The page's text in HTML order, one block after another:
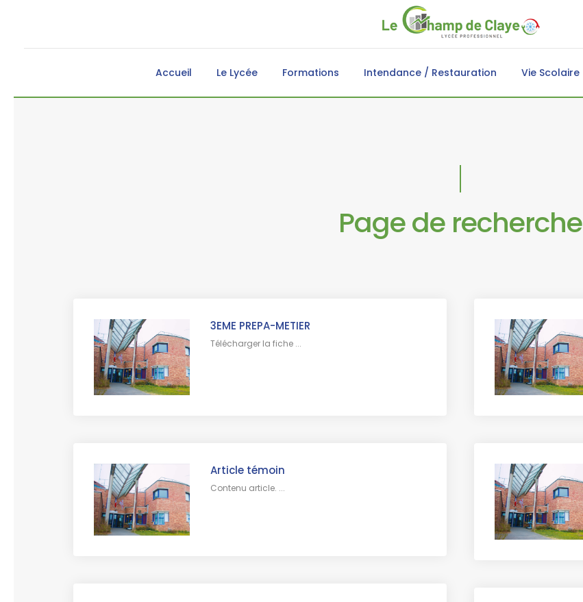
Accueil Le Lycée Formations Intendance / Restauration Vie Scolaire
Page de recherche
3EME PREPA-METIER
Télécharger la fiche ...
Article témoin
Contenu article. ...